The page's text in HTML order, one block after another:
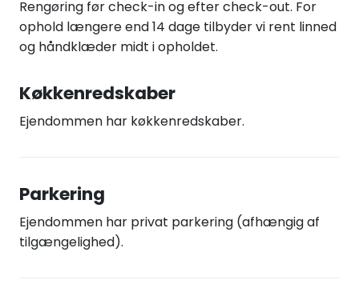
Rengøring før check-in og efter check-out. For
ophold længere end 14 dage tilbyder vi rent linned
og håndklæder midt i opholdet.
Køkkenredskaber
Ejendommen har køkkenredskaber.
Parkering
Ejendommen har privat parkering (afhængig af
tilgængelighed).